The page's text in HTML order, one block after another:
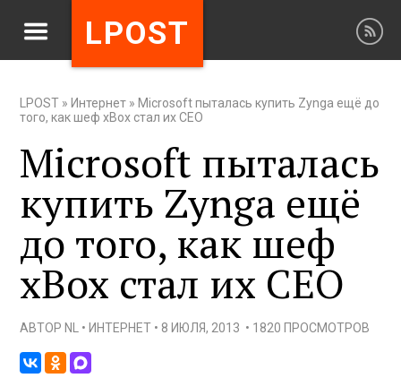
LPOST
LPOST » Интернет » Microsoft пыталась купить Zynga ещё до
того, как шеф xBox стал их CEO
Microsoft пыталась
купить Zynga ещё
до того, как шеф
xBox стал их CEO
АВТОР NL • ИНТЕРНЕТ • 8 ИЮЛЯ, 2013 • 1820 ПРОСМОТРОВ